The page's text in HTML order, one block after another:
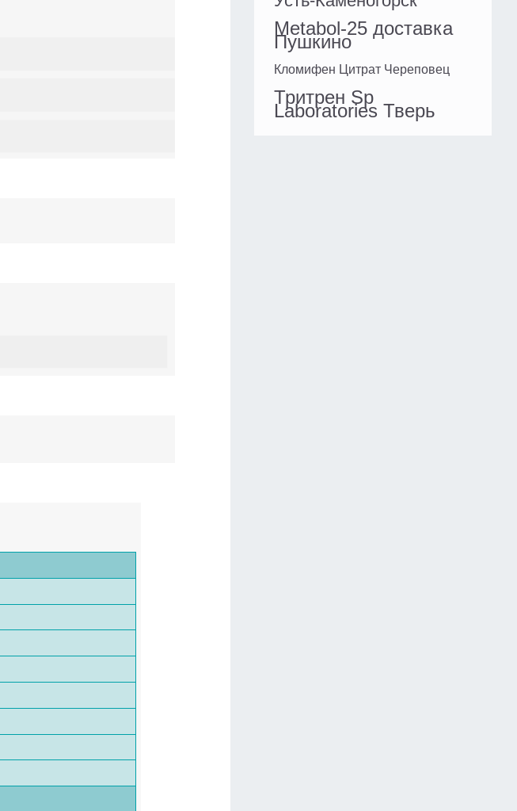
Metabol-25 доставка
Пушкино
Кломифен Цитрат Череповец
Тритрен Sp
Laboratories Тверь